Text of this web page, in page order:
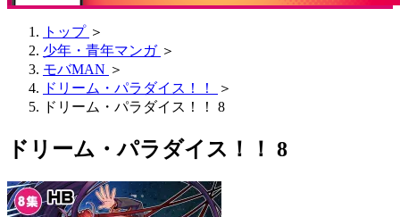
トップ ＞
少年・青年マンガ ＞
モバMAN ＞
ドリーム・パラダイス！！
＞
ドリーム・パラダイス！！ 8
ドリーム・パラダイス！！ 8